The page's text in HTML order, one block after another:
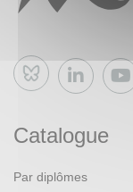
Bluesky
Catalogue
Par diplômes